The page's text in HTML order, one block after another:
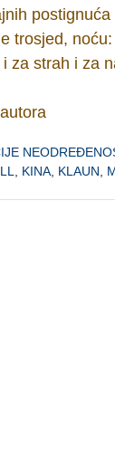
trosjed,
za strah i za
KINA KLAUN